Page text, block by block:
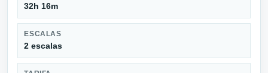
32h 16m
ESCALAS
2 escalas